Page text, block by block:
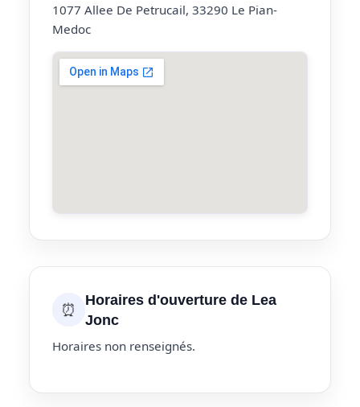
1077 Allee De Petrucail, 33290 Le Pian-
Medoc
⏰
Horaires d'ouverture de Lea
Jonc
Horaires non renseignés.